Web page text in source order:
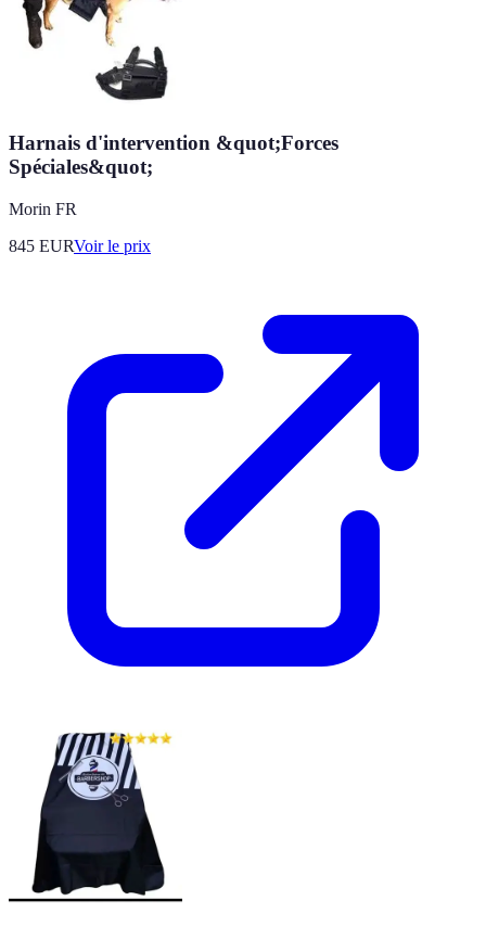
Harnais d'intervention &quot;Forces
Spéciales&quot;
Morin FR
845 EURVoir le prix